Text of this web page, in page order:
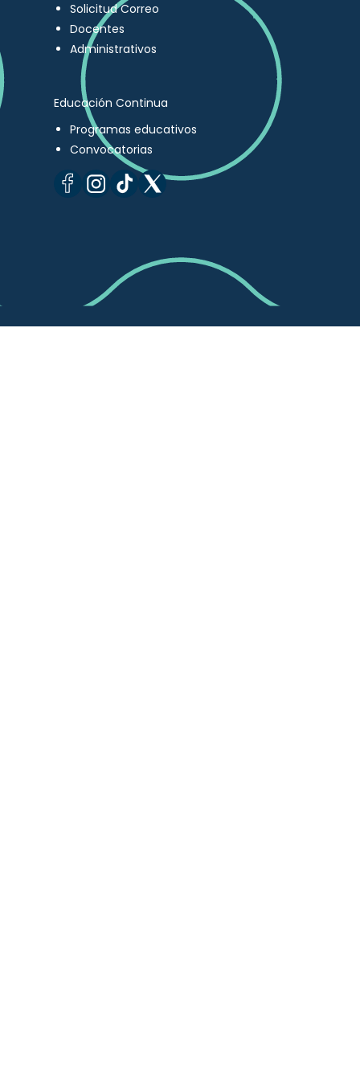
Solicitud Correo
Docentes
Administrativos
Educación Continua
Programas educativos
Convocatorias